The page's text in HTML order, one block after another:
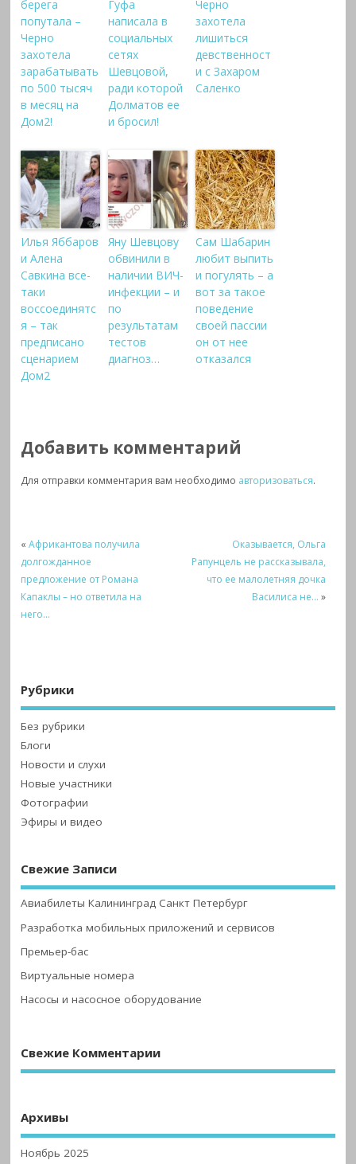
берега
попутала –
Черно
захотела
зарабатывать
по 500 тысяч
в месяц на
Дом2!
Гуфа
написала в
социальных
сетях
Шевцовой,
ради которой
Долматов ее
и бросил!
Черно
захотела
лишиться
девственност
и с Захаром
Саленко
Илья Яббаров
и Алена
Савкина все-
таки
воссоединятс
я – так
предписано
сценарием
Дом2
Яну Шевцову
обвинили в
наличии ВИЧ-
инфекции – и
по
результатам
тестов
диагноз…
Сам Шабарин
любит выпить
и погулять – а
вот за такое
поведение
своей пассии
он от нее
отказался
Добавить комментарий
Для отправки комментария вам необходимо авторизоваться.
«Африкантова получила
долгожданное
предложение от Романа
Капаклы – но ответила на
него…
Оказывается, Ольга
Рапунцель не рассказывала,
что ее малолетняя дочка
Василиса не… »
Рубрики
Без рубрики
Блоги
Новости и слухи
Новые участники
Фотографии
Эфиры и видео
Свежие Записи
Авиабилеты Калининград Санкт Петербург
Разработка мобильных приложений и сервисов
Премьер-бас
Виртуальные номера
Насосы и насосное оборудование
Свежие Комментарии
Архивы
Ноябрь 2025